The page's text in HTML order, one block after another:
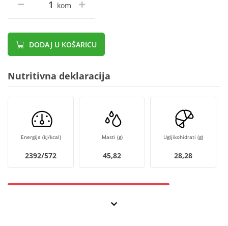
kom
DODAJ U KOŠARICU
Nutritivna deklaracija
Energija (kJ/kcal)
2392/572
Masti (g)
45,82
Ugljikohidrati (g)
28,28